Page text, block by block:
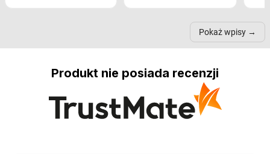
nich może przydać się w
Pokaż wpisy
Produkt nie posiada recenzji